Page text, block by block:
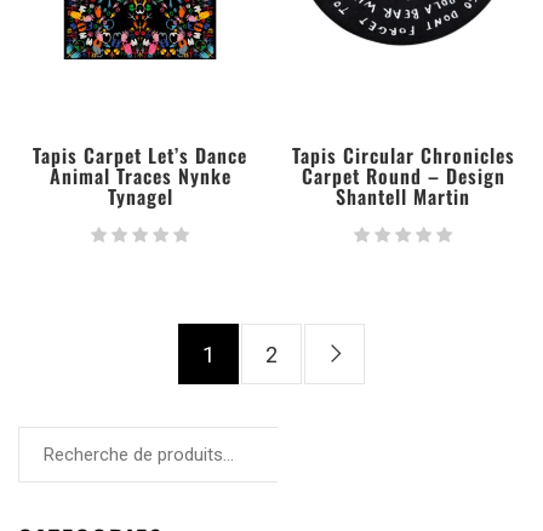
Tapis Carpet Let’s Dance
Animal Traces Nynke
Tynagel
Tapis Circular Chronicles
Carpet Round – Design
Shantell Martin
1 2